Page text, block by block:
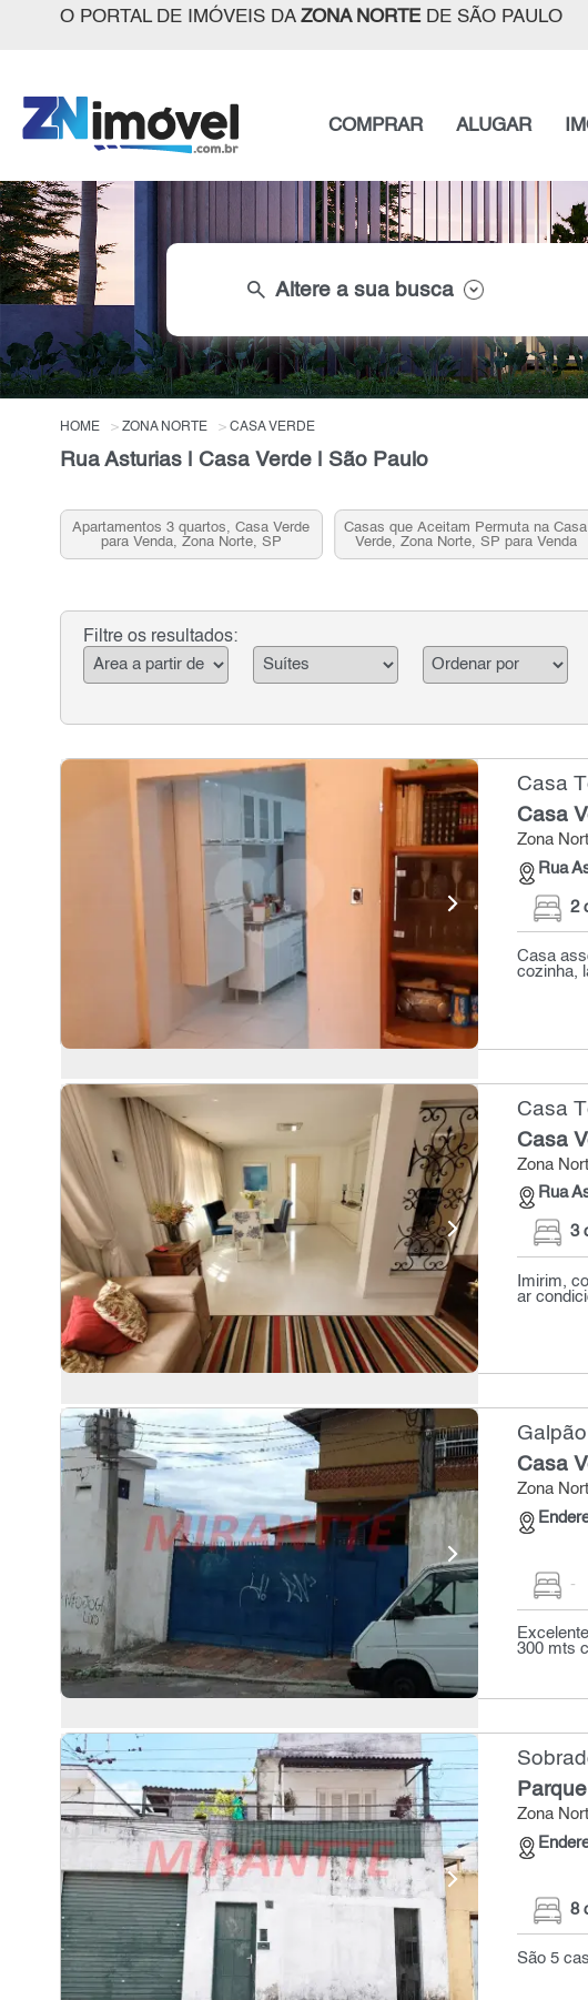
O PORTAL DE IMÓVEIS DA ZONA NORTEDE SÃO PAULO
COMPRAR ALUGAR
search Altere a sua busca
HOME ZONA NORTE CASA VERDE
Rua Asturias | Casa Verde | São Paulo
Apartamentos 3 quartos, Casa Verde
para Venda, Zona Norte, SP
Casas que Aceitam Permuta na Casa
Verde, Zona Norte, SP para Venda
Filtre os resultados:
Casa
Casa
Zona
Rua
2
Casa
cozinha,
Casa
Casa
Zona
Rua
3
Imirim,
ar
Casa
Zona
-
300 mts
Zona
8
São 5